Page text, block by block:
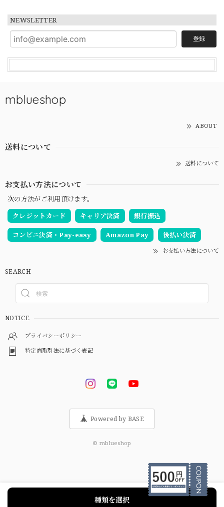
NEWSLETTER
登録
mblueshop
ABOUT
送料について
送料について
お支払い方法について
次の方法がご利用頂けます。
クレジットカード
キャリア決済 銀行振込
コンビニ決済・Pay-easy Amazon Pay 後払い決済
お支払い方法について
SEARCH
NOTICE
プライバシーポリシー
特定商取引法に基づく表記
Powered by BASE
© mblueshop
種類を選択